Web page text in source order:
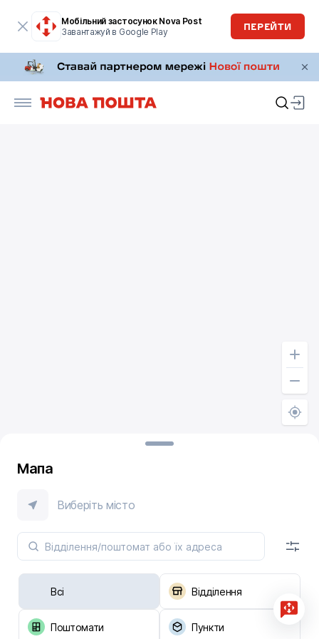
Мобільний застосунок Nova Post
Завантажуй в Google Play
ПЕРЕЙТИ
Мапа
Виберіть місто
Всі Відділення
Поштомати Пункти